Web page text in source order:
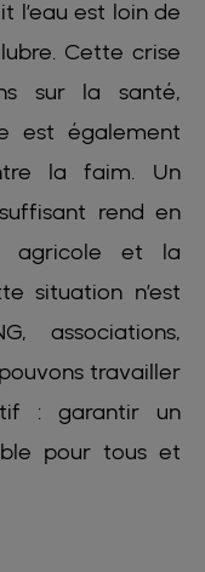
l’eau est loin de
Cette crise
sur la santé,
est également
la faim. Un
rend en
agricole et la
situation n’est
associations,
travailler
: garantir un
pour tous et